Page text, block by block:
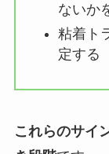
ないか
粘着ト
定する
これらのサイ